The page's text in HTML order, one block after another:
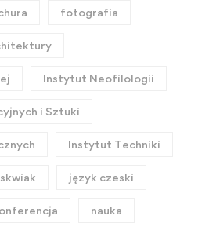
fotografia
Instytut Neofilologii
i Sztuki
Instytut Techniki
język czeski
nauka